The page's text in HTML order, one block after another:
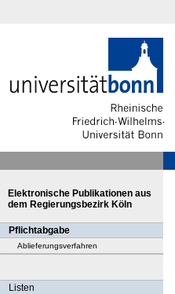
Elektronische Publikationen aus
dem Regierungsbezirk Köln
Pflichtabgabe
Ablieferungsverfahren
Listen